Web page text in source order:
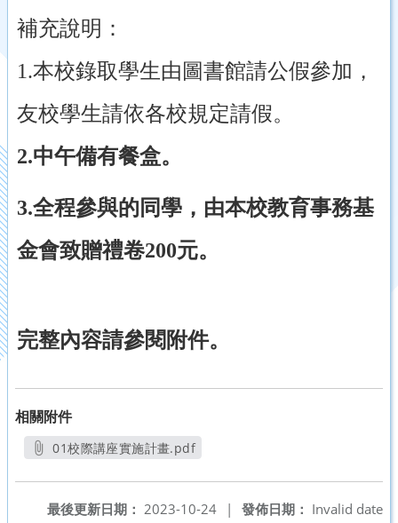
補充說明：
1.本校錄取學生由圖書館請公假參加，
友校學生請依各校規定請假。
2.中午備有餐盒。
3.全程參與的同學，由本校教育事務基
金會致贈禮卷200元。
完整內容請參閱附件。
相關附件
01校際講座實施計畫.pdf
發佈日期： Invalid date
最後更新日期： 2023-10-24
|